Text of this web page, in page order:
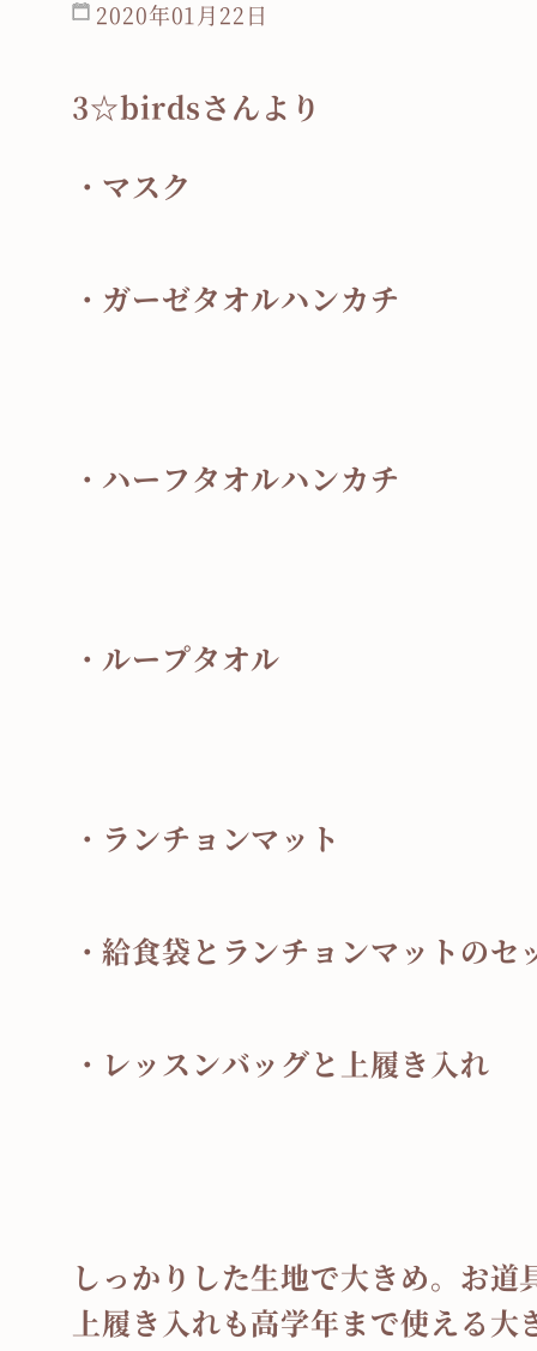
2020年01月22日
3☆birdsさんより
・マスク
・ガーゼタオルハンカチ
・ハーフタオルハンカチ
・ループタオル
・ランチョンマット
・給食袋とランチョンマットのセ
・レッスンバッグと上履き入れ
しっかりした生地で大きめ。お
上履き入れも高学年まで使える大